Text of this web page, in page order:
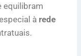
equilibram
à rede